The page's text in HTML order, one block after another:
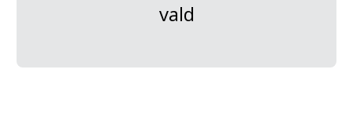
vald